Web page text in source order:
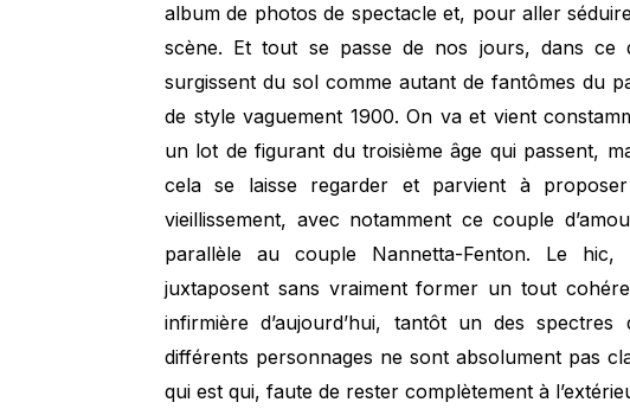
album de photos de spectacle et, pour aller
scène. Et tout se passe de nos jours, dans ce
surgissent du sol comme autant de fantômes du
de style vaguement 1900. On va et vient
un lot de figurant du troisième âge qui passent,
cela se laisse regarder et parvient à
vieillissement, avec notamment ce couple
parallèle au couple Nannetta-Fenton. Le
juxtaposent sans vraiment former un tout
infirmière d’aujourd’hui, tantôt un des
différents personnages ne sont absolument pas
qui est qui, faute de rester complètement à